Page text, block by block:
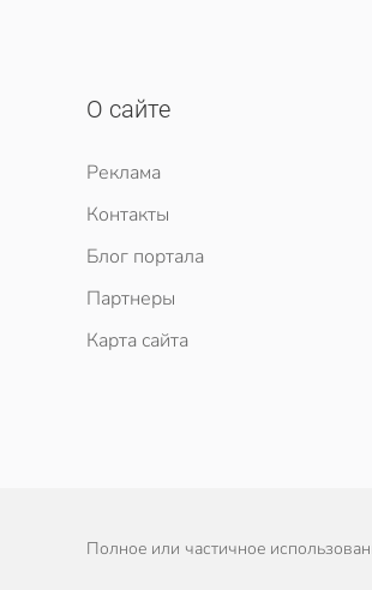
О сайте
Реклама
Контакты
Блог портала
Партнеры
Карта сайта
Полное или частичное